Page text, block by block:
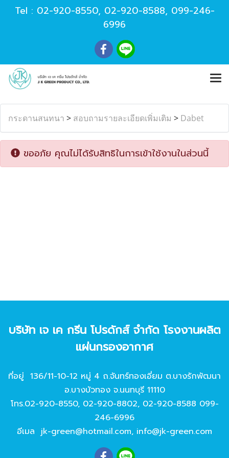
Tel : 02-920-8550, 02-920-8588, 099-246-
6996
กระดานสนทนา > สอบถามรายละเอียดเพิ่มเติม > Dabet
ขออภัย คุณไม่ได้รับสิทธิในการเข้าใช้งานในส่วนนี้
บริษัท เจ เค กรีน โปรดักส์ จํากัด โรงงานผลิต
แผ่นกรองอากาศ
ที่อยู่ 136/11-10-12 หมู่ 4 ถ.จันทร์ทองเอี่ยม ต.บางรักพัฒนา
อ.บางบัวทอง จ.นนทบุรี 11110
โทร.02-920-8550, 02-920-8802, 02-920-8588 099-
246-6996
อีเมล jk-green@hotmail.com, info@jk-green.com